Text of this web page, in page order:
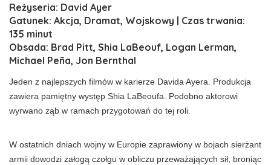
Reżyseria: David Ayer
Gatunek: Akcja, Dramat, Wojskowy | Czas trwania:
135 minut
Obsada: Brad Pitt, Shia LaBeouf, Logan Lerman,
Michael Peña, Jon Bernthal
Jeden z najlepszych filmów w karierze Davida Ayera. Produkcja
zawiera pamiętny występ Shia LaBeoufa. Podobno aktorowi
wyrwano ząb w ramach przygotowań do tej roli.
W ostatnich dniach wojny w Europie zaprawiony w bojach sierżant
armii dowodzi załogą czołgu w obliczu przeważających sił, broniąc